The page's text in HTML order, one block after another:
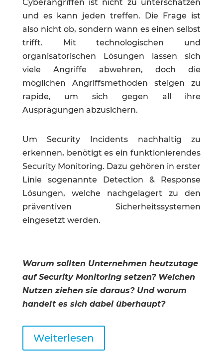
Cyberangriffen ist nicht zu unterschätzen
und es kann jeden treffen. Die Frage ist
also nicht ob, sondern wann es einen selbst
trifft. Mit technologischen und
organisatorischen Lösungen lassen sich
viele Angriffe abwehren, doch die
möglichen Angriffsmethoden steigen zu
rapide, um sich gegen all ihre
Ausprägungen abzusichern.
Um Security Incidents nachhaltig zu
erkennen, benötigt es ein funktionierendes
Security Monitoring. Dazu gehören in erster
Linie sogenannte Detection & Response
Lösungen, welche nachgelagert zu den
präventiven Sicherheitssystemen
eingesetzt werden.
Warum sollten Unternehmen heutzutage
auf Security Monitoring setzen? Welchen
Nutzen ziehen sie daraus? Und worum
handelt es sich dabei überhaupt?
Weiterlesen